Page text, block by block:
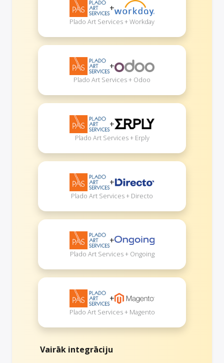
+
Plado Art Services + Workday
+
Plado Art Services + Odoo
+
Plado Art Services + Erply
+
Plado Art Services + Directo
+
Plado Art Services + Ongoing
+
Plado Art Services + Magento
Vairāk integrāciju